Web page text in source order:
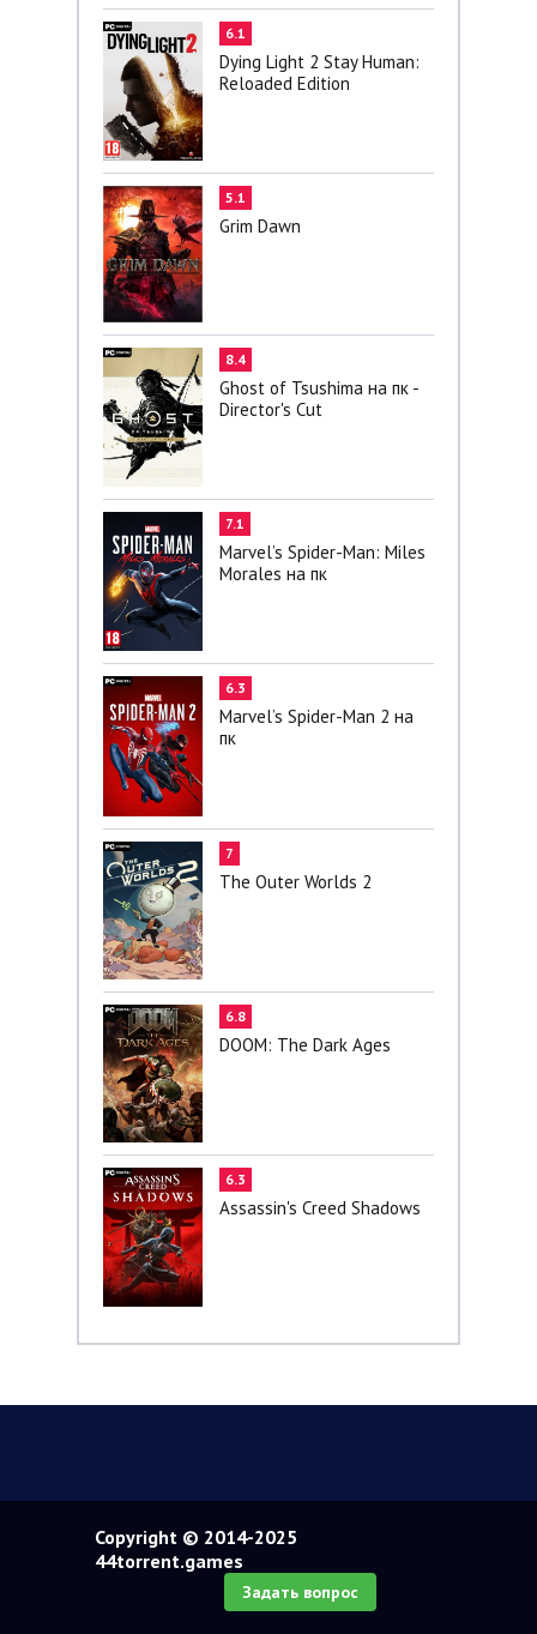
6.1
Dying Light 2 Stay Human:
Reloaded Edition
5.1
Grim Dawn
8.4
Ghost of Tsushima на пк -
Director's Cut
7.1
Marvel’s Spider-Man: Miles
Morales на пк
6.3
Marvel’s Spider-Man 2 на
пк
7
The Outer Worlds 2
6.8
DOOM: The Dark Ages
6.3
Assassin's Creed Shadows
Copyright © 2014-2025
44torrent.games
Задать вопрос